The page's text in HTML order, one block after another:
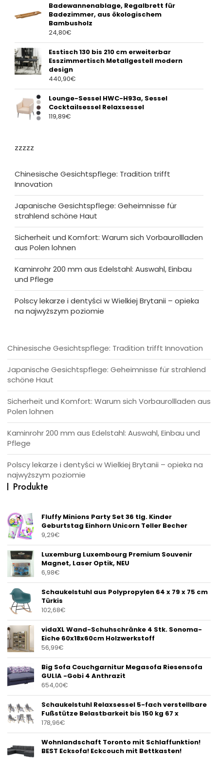
Badewannenablage, Regalbrett für
Badezimmer, aus ökologischem
Bambusholz
24,80€
Esstisch 130 bis 210 cm erweiterbar
Esszimmertisch Metallgestell modern
design
440,90€
Lounge-Sessel HWC-H93a, Sessel
Cocktailsessel Relaxsessel
119,89€
zzzzz
Chinesische Gesichtspflege: Tradition trifft
Innovation
Japanische Gesichtspflege: Geheimnisse für
strahlend schöne Haut
Sicherheit und Komfort: Warum sich Vorbaurollladen
aus Polen lohnen
Kaminrohr 200 mm aus Edelstahl: Auswahl, Einbau
und Pflege
Polscy lekarze i dentyści w Wielkiej Brytanii – opieka
na najwyższym poziomie
Chinesische Gesichtspflege: Tradition trifft Innovation
Japanische Gesichtspflege: Geheimnisse für strahlend
schöne Haut
Sicherheit und Komfort: Warum sich Vorbaurollladen aus
Polen lohnen
Kaminrohr 200 mm aus Edelstahl: Auswahl, Einbau und
Pflege
Polscy lekarze i dentyści w Wielkiej Brytanii – opieka na
najwyższym poziomie
Produkte
Fluffy Minions Party Set 36 tlg. Kinder
Geburtstag Einhorn Unicorn Teller Becher
9,29€
Luxemburg Luxembourg Premium Souvenir
Magnet, Laser Optik, NEU
6,98€
Schaukelstuhl aus Polypropylen 64 x 79 x 75 cm
Türkis
102,68€
vidaXL Wand-Schuhschränke 4 Stk. Sonoma-
Eiche 60x18x60cm Holzwerkstoff
56,99€
Big Sofa Couchgarnitur Megasofa Riesensofa
GULIA -Gobi 4 Anthrazit
654,00€
Schaukelstuhl Relaxsessel 5-fach verstellbare
Fußstütze Belastbarkeit bis 150 kg 67 x
178,96€
Wohnlandschaft Toronto mit Schlaffunktion!
BEST Ecksofa! Eckcouch mit Bettkasten!